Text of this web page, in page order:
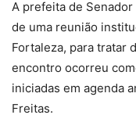
A prefeita de
de uma reunião
Fortaleza, para tratar
encontro ocorreu
iniciadas em agenda
Freitas.